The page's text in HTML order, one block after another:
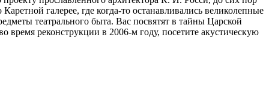
галерее, где когда-то останавливались великолепные
театрального быта. Вас посвятят в тайны Царской
реконструкции в 2006-м году, посетите акустическую